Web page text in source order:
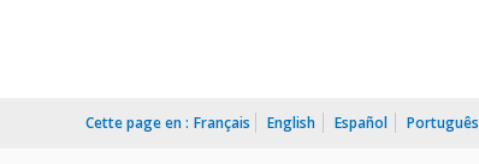
Cette page en : Français English Español Português